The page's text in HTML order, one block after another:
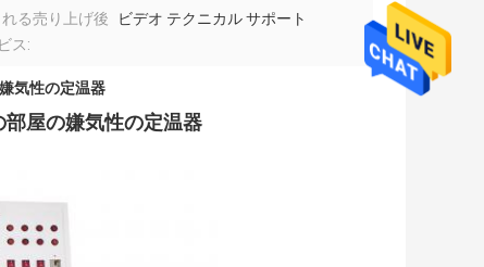
る売り上げ後
ス:
ビデオ テクニカル サポート
気性の定温器
屋の嫌気性の定温器